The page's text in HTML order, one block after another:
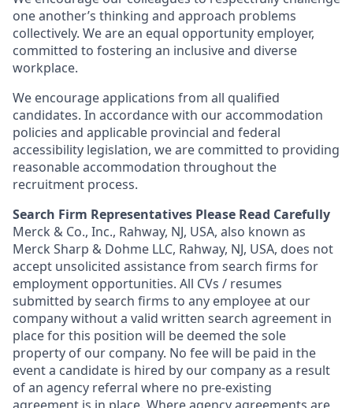
one another’s thinking and approach problems
collectively. We are an equal opportunity employer,
committed to fostering an inclusive and diverse
workplace.
We encourage applications from all qualified
candidates. In accordance with our accommodation
policies and applicable provincial and federal
accessibility legislation, we are committed to providing
reasonable accommodation throughout the
recruitment process.
Search Firm Representatives Please Read Carefully
Merck & Co., Inc., Rahway, NJ, USA, also known as
Merck Sharp & Dohme LLC, Rahway, NJ, USA, does not
accept unsolicited assistance from search firms for
employment opportunities. All CVs / resumes
submitted by search firms to any employee at our
company without a valid written search agreement in
place for this position will be deemed the sole
property of our company. No fee will be paid in the
event a candidate is hired by our company as a result
of an agency referral where no pre-existing